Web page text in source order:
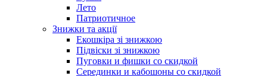
Лето
Патриотичное
Знижки та акції
Екошкіра зі знижкою
Підвіски зі знижкою
Пуговки и фишки со скидкой
Серединки и кабошоны со скидкой